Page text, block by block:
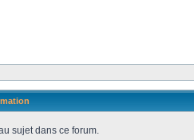
sujet dans ce forum.